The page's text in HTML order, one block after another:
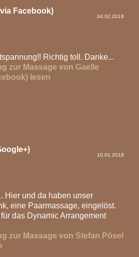
Facebook)
04.02.2018
Richtig toll. Danke...
zur Massage von Gaelle
lesen
10.01.2018
Hier und da haben unser
eine Paarmassage, eingelöst.
das Dynamic Arrangement
zur Massage von Stefan Pösel